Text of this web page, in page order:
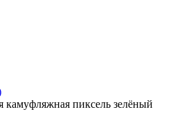
камуфляжная пиксель зелёный